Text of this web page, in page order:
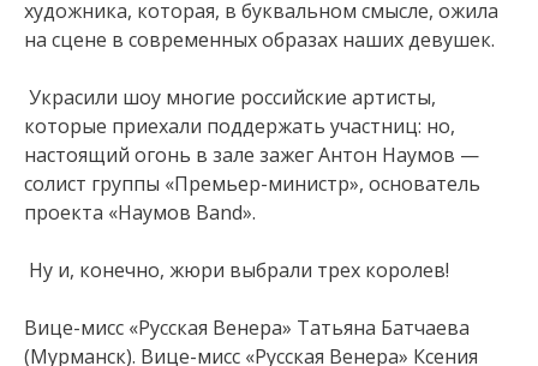
художника, которая, в буквальном смысле, ожила
на сцене в современных образах наших девушек.
Украсили шоу многие российские артисты,
которые приехали поддержать участниц: но,
настоящий огонь в зале зажег Антон Наумов —
солист группы «Премьер-министр», основатель
проекта «Наумов Band».
Ну и, конечно, жюри выбрали трех королев!
Вице-мисс «Русская Венера» Татьяна Батчаева
(Мурманск). Вице-мисс «Русская Венера» Ксения